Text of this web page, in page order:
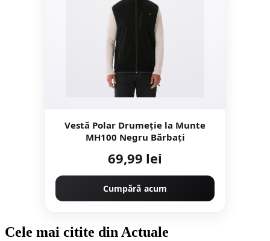
Vestă Polar Drumeţie la Munte
MH100 Negru Bărbați
69,99 lei
Cumpără acum
Cele mai citite din Actuale